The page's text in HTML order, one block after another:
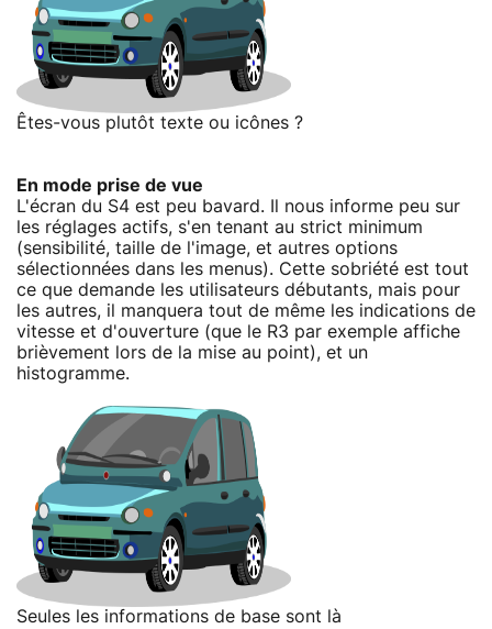
Êtes-vous plutôt texte ou icônes ?
En mode prise de vue
L'écran du S4 est peu bavard. Il nous informe peu sur
les réglages actifs, s'en tenant au strict minimum
(sensibilité, taille de l'image, et autres options
sélectionnées dans les menus). Cette sobriété est tout
ce que demande les utilisateurs débutants, mais pour
les autres, il manquera tout de même les indications de
vitesse et d'ouverture (que le R3 par exemple affiche
brièvement lors de la mise au point), et un
histogramme.
Seules les informations de base sont là